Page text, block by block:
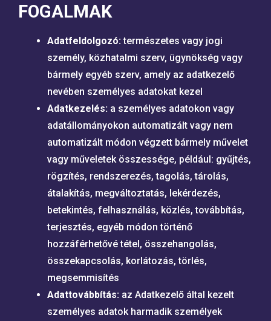
FOGALMAK
Adatfeldolgozó:természetes vagy jogi
személy, közhatalmi szerv, ügynökség vagy
bármely egyéb szerv, amely az adatkezelő
nevében személyes adatokat kezel
Adatkezelés: a személyes adatokon vagy
adatállományokon automatizált vagy nem
automatizált módon végzett bármely művelet
vagy műveletek összessége, például: gyűjtés,
rögzítés, rendszerezés, tagolás, tárolás,
átalakítás, megváltoztatás, lekérdezés,
betekintés, felhasználás, közlés, továbbítás,
terjesztés, egyéb módon történő
hozzáférhetővé tétel, összehangolás,
összekapcsolás, korlátozás, törlés,
megsemmisítés
Adattovábbítás: az Adatkezelő által kezelt
személyes adatok harmadik személyek